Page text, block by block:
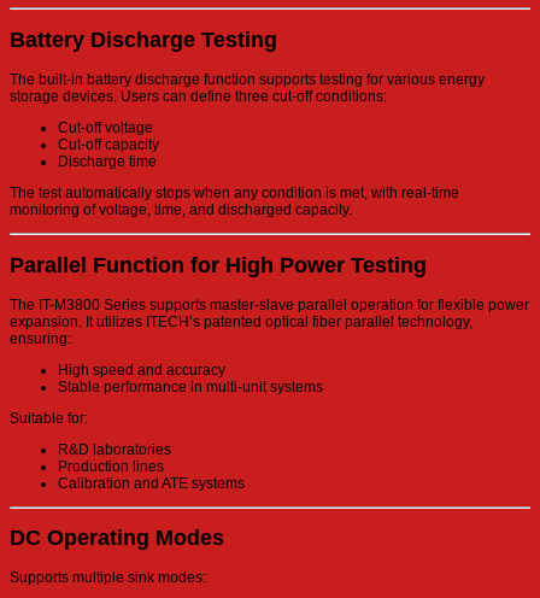
Battery Discharge Testing
The built-in battery discharge function supports testing for various energy
storage devices. Users can define three cut-off conditions:
Cut-off voltage
Cut-off capacity
Discharge time
The test automatically stops when any condition is met, with real-time
monitoring of voltage, time, and discharged capacity.
Parallel Function for High Power Testing
The IT-M3800 Series supports master-slave parallel operation for flexible power
expansion. It utilizes ITECH’s patented optical fiber parallel technology,
ensuring:
High speed and accuracy
Stable performance in multi-unit systems
Suitable for:
R&D laboratories
Production lines
Calibration and ATE systems
DC Operating Modes
Supports multiple sink modes: